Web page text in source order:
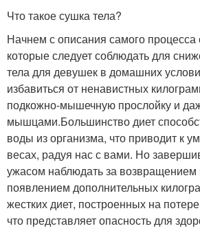
Что такое сушка тела?
Начнем с описания самого процесса
которые следует соблюдать для
тела для девушек в домашних
избавиться от ненавистных
подкожно-мышечную прослойку и
мышцами.Большинство диет
воды из организма, что приводит к
весах, радуя нас с вами. Но
ужасом наблюдать за возвращением
появлением дополнительных
жестких диет, построенных на
что представляет опасность для